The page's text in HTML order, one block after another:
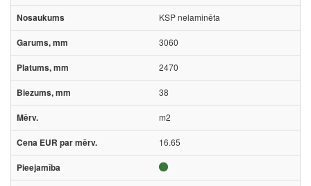
KSP nelaminēta
3060
2470
38
m2
16.65